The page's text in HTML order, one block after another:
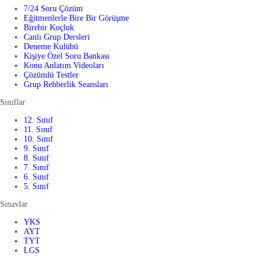
7/24 Soru Çözüm
Eğitmenlerle Bire Bir Görüşme
Birebir Koçluk
Canlı Grup Dersleri
Deneme Kulübü
Kişiye Özel Soru Bankası
Konu Anlatım Videoları
Çözümlü Testler
Grup Rehberlik Seansları
Sınıflar
12. Sınıf
11. Sınıf
10. Sınıf
9. Sınıf
8. Sınıf
7. Sınıf
6. Sınıf
5. Sınıf
Sınavlar
YKS
AYT
TYT
LGS